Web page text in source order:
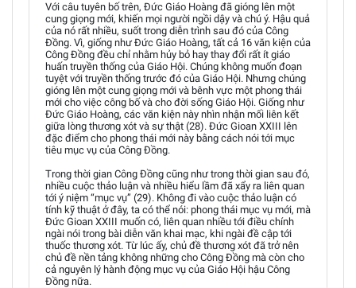
Với câu tuyên bố trên, Đức Giáo Hoàng đã gióng lên một
cung giọng mới, khiến mọi người ngồi dậy và chú ý. Hậu quả
của nó rất nhiều, suốt trong diễn trình sau đó của Công
Đồng. Vì, giống như Đức Giáo Hoàng, tất cả 16 văn kiện của
Công Đồng đều chỉ nhằm hủy bỏ hay thay đổi rất ít giáo
huấn truyền thống của Giáo Hội. Chúng không muốn đoạn
tuyệt với truyền thống trước đó của Giáo Hội. Nhưng chúng
gióng lên một cung giọng mới và bênh vực một phong thái
mới cho việc công bố và cho đời sống Giáo Hội. Giống như
Đức Giáo Hoàng, các văn kiện này nhìn nhận mối liên kết
giữa lòng thương xót và sự thật (28). Đức Gioan XXIII lên
đặc điểm cho phong thái mới này bằng cách nói tới mục
tiêu mục vụ của Công Đồng.
Trong thời gian Công Đồng cũng như trong thời gian sau đó,
nhiều cuộc thảo luận và nhiều hiểu lầm đã xẩy ra liên quan
tới ý niệm “mục vụ” (29). Không đi vào cuộc thảo luận có
tính kỹ thuật ở đây, ta có thể nói: phong thái mục vụ mới, mà
Đức Gioan XXIII muốn có, liên quan nhiều tới điều chính
ngài nói trong bài diễn văn khai mạc, khi ngài đề cập tới
thuốc thương xót. Từ lúc ấy, chủ đề thương xót đã trở nên
chủ đề nền tảng không những cho Công Đồng mà còn cho
cả nguyên lý hành động mục vụ của Giáo Hội hậu Công
Đồng nữa.